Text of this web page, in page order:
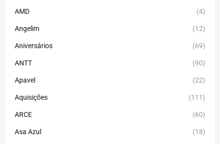
AMD (4)
Angelim (12)
Aniversários (69)
ANTT (90)
Apavel (22)
Aquisições (111)
ARCE (60)
Asa Azul (18)